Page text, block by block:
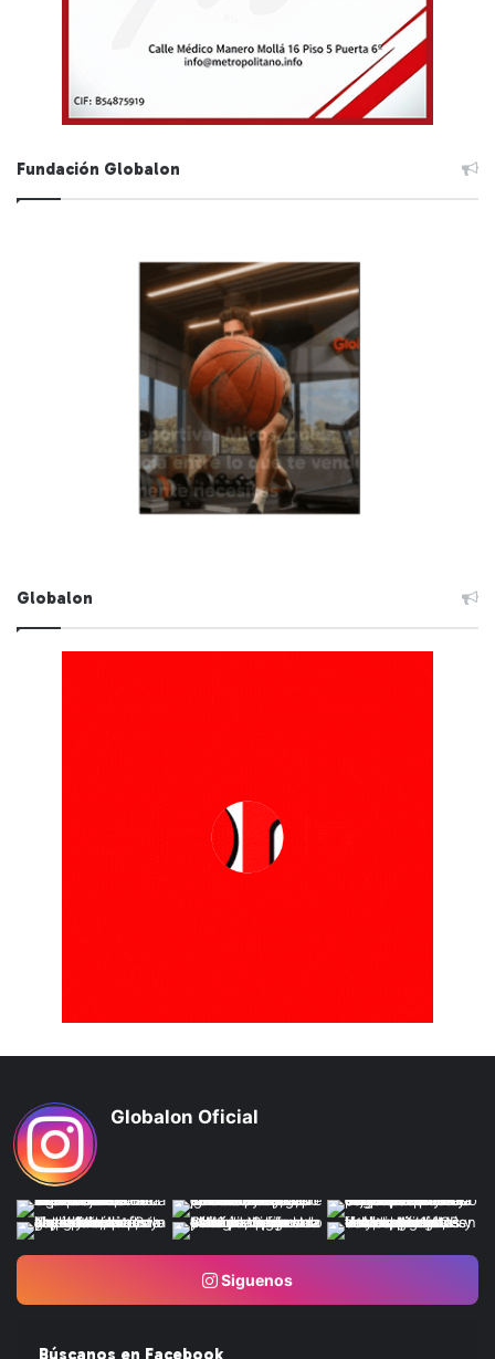
Fundación Globalon
Globalon
Globalon Oficial
Siguenos
Búscanos en Facebook